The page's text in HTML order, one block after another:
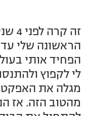
זה
הראשונה שלי
הפחיד אותי
לי לקפוץ
מגלה את